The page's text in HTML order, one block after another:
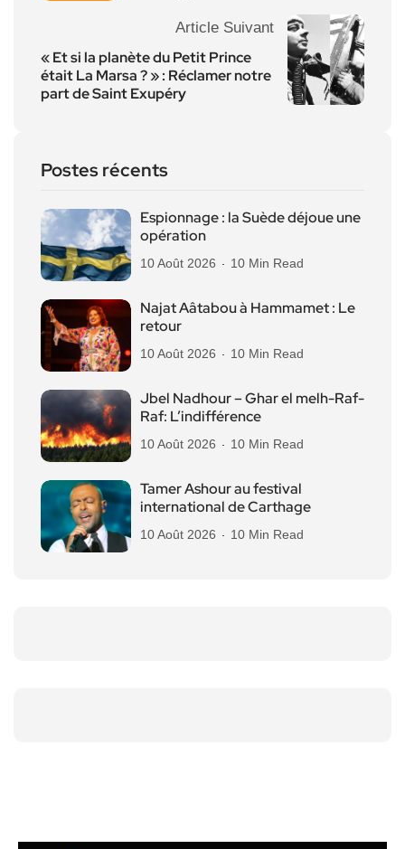
Article Suivant
« Et si la planète du Petit Prince
était La Marsa ? » : Réclamer notre
part de Saint Exupéry
Postes récents
Espionnage : la Suède déjoue une
opération
10 Août 2026 10 Min Read
Najat Aâtabou à Hammamet : Le
retour
10 Août 2026 10 Min Read
Jbel Nadhour – Ghar el melh-Raf-
Raf: L’indifférence
10 Août 2026 10 Min Read
Tamer Ashour au festival
international de Carthage
10 Août 2026 10 Min Read